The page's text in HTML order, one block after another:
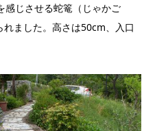
感じさせる蛇篭（じゃかご
れました。高さは50cm、入口